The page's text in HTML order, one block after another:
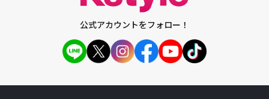
公式アカウントをフォロー！